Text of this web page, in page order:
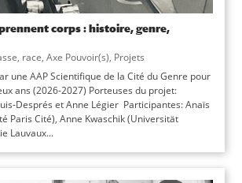
corps : histoire, genre,
race, Axe Pouvoir(s), Projets
une AAP Scientifique de la Cité du Genre pour
ans (2026-2027) Porteuses du projet:
Després et Anne Légier Participantes: Anaïs
Paris Cité), Anne Kwaschik (Universität
Lauvaux...